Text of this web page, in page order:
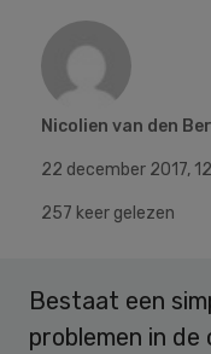
Nicolien van den
22 december 2017,
257 keer gelezen
Bestaat een
problemen in